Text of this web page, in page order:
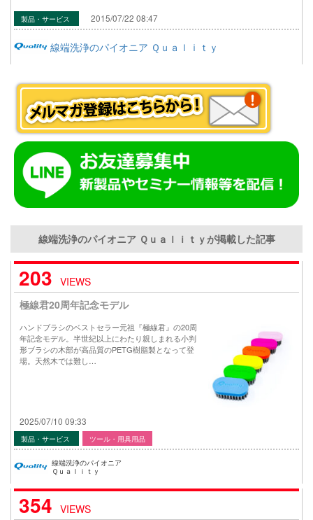
製品・サービス 2015/07/22 08:47
線端洗浄のパイオニア Ｑｕａｌｉｔｙ
線端洗浄のパイオニア Ｑｕａｌｉｔｙが掲載した記事
203 VIEWS
極線君20周年記念モデル
ハンドブラシのベストセラー元祖『極線君』の20周
年記念モデル。半世紀以上にわたり親しまれる小判
形ブラシの木部が高品質のPETG樹脂製となって登
場。天然木では難し…
2025/07/10 09:33
製品・サービス ツール・用具用品
線端洗浄のパイオニア
Ｑｕａｌｉｔｙ
354 VIEWS